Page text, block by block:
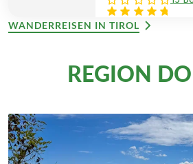
WANDERREISEN IN TIROL
REGION